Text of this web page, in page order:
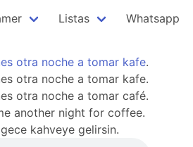
Listas Whatsapp
otra noche a tomar kafe.
otra noche a tomar kafe.
otra noche a tomar café.
another night for coffee.
kahveye gelirsin.